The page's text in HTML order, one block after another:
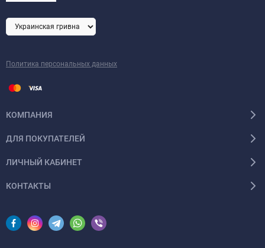
Политика персональных данных
КОМПАНИЯ
ДЛЯ ПОКУПАТЕЛЕЙ
ЛИЧНЫЙ КАБИНЕТ
КОНТАКТЫ